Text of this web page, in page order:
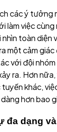
các ý tưởng
làm việc cùng
toàn diện
một cảm
với đội nhóm
ra. Hơn
khác,
hơn bao
đa dạng